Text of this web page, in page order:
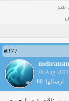
شد
#377
20 Aug
ارسالها: 66